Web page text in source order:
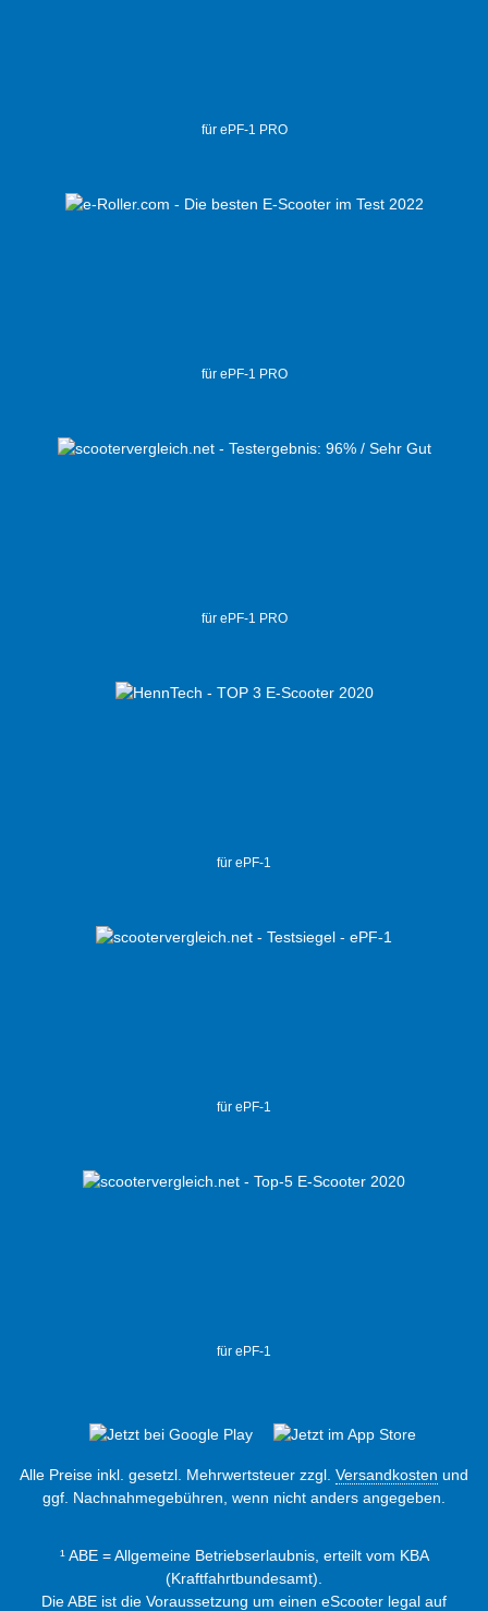
für ePF-1 PRO
für ePF-1 PRO
für ePF-1 PRO
für ePF-1
für ePF-1
für ePF-1
Alle Preise inkl. gesetzl. Mehrwertsteuer zzgl. Versandkosten und
ggf. Nachnahmegebühren, wenn nicht anders angegeben.
¹ ABE = Allgemeine Betriebserlaubnis, erteilt vom KBA
(Kraftfahrtbundesamt).
Die ABE ist die Voraussetzung um einen eScooter legal auf